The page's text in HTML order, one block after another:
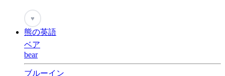
♥
熊の英語
ベア
bear
ブルーイン